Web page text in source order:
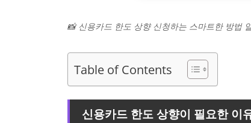
📸 신용카드 한도 상향 신청하는 스마트한 방법
Table of Contents
신용카드 한도 상향이 필요한 이